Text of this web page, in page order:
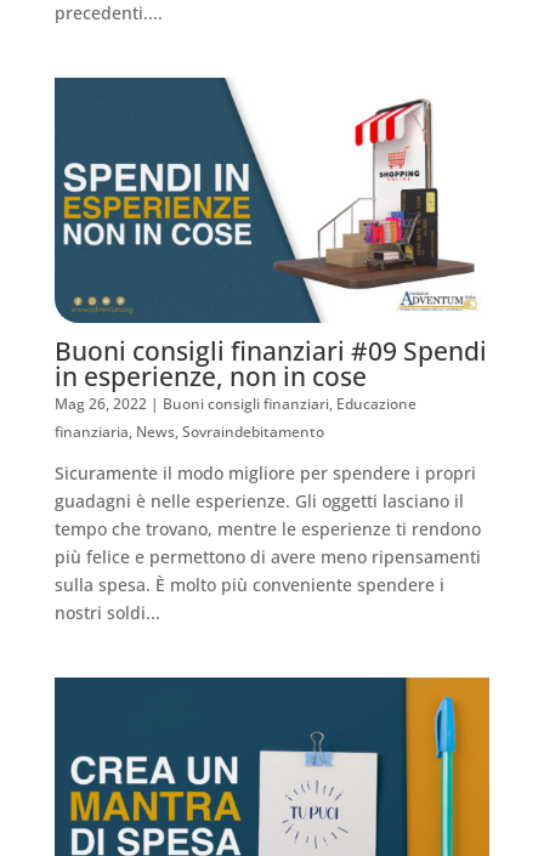
precedenti....
Buoni consigli finanziari #09 Spendi
in esperienze, non in cose
Mag 26, 2022| Buoni consigli finanziari, Educazione
finanziaria, News,Sovraindebitamento
Sicuramente il modo migliore per spendere i propri
guadagni è nelle esperienze. Gli oggetti lasciano il
tempo che trovano, mentre le esperienze ti rendono
più felice e permettono di avere meno ripensamenti
sulla spesa. È molto più conveniente spendere i
nostri soldi...